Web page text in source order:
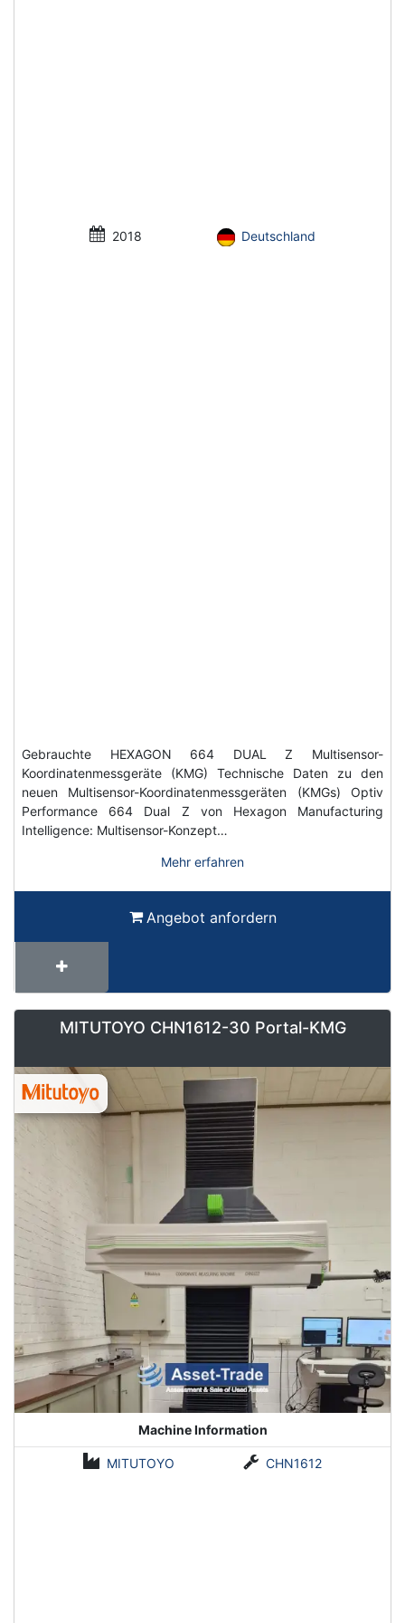
2018 Deutschland
Gebrauchte HEXAGON 664 DUAL Z Multisensor-
Koordinatenmessgeräte (KMG) Technische Daten zu den
neuen Multisensor-Koordinatenmessgeräten (KMGs) Optiv
Performance 664 Dual Z von Hexagon Manufacturing
Intelligence: Multisensor-Konzept…
Mehr erfahren
Angebot anfordern
MITUTOYO CHN1612-30 Portal-KMG
Machine Information
MITUTOYO CHN1612